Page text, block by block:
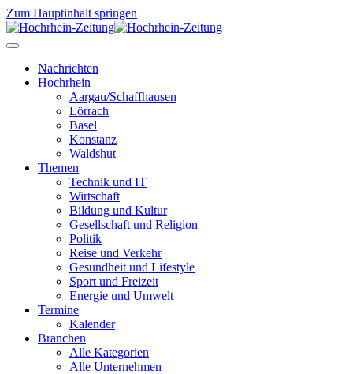
Zum Hauptinhalt springen
Nachrichten
Hochrhein
Aargau/Schaffhausen
Lörrach
Basel
Konstanz
Waldshut
Themen
Technik und IT
Wirtschaft
Bildung und Kultur
Gesellschaft und Religion
Politik
Reise und Verkehr
Gesundheit und Lifestyle
Sport und Freizeit
Energie und Umwelt
Termine
Kalender
Branchen
Alle Kategorien
Alle Unternehmen